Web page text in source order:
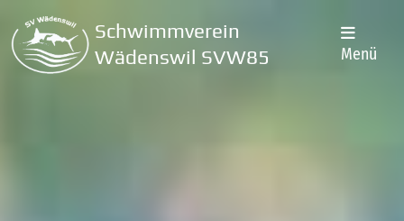
Schwimmverein
Wädenswil SVW85
Menü